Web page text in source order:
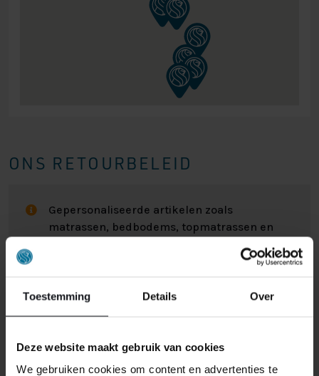
Toestemming Details Over
Deze website maakt gebruik van cookies
We gebruiken cookies om content en advertenties te
ONS RETOURBELEID
Gepersonaliseerde artikelen zoals
matrassen, bedbodems, topmatrassen en
boxspringsets vallen NIET onder de retour
regels en kunnen niet door ons retour
retour wilt sturen. Wellicht omdat het product toch niet
bevalt of misschien dat er een andere reden is waarom